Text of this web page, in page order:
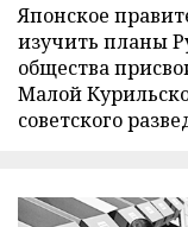
Японское
изучить планы
общества
Малой
советского